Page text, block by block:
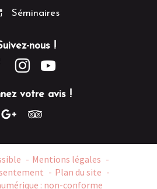
nous !
votre avis !
Séminaires
Mentions légales
Plan du site
: non-conforme